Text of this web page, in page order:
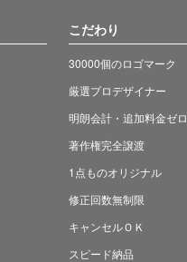
こだわり
30000個のロゴマーク
厳選プロデザイナー
明朗会計・追加料金ゼロ
著作権完全譲渡
1点ものオリジナル
修正回数無制限
キャンセルＯＫ
スピード納品